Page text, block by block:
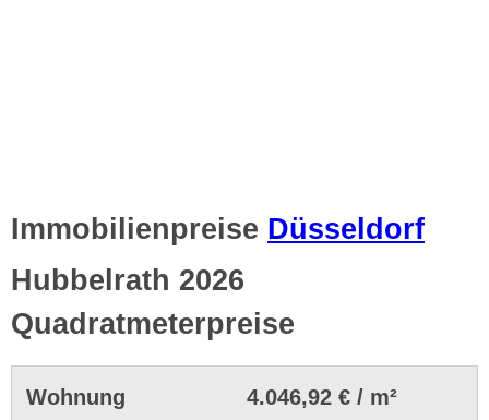
Immobilienpreise Düsseldorf
Hubbelrath 2026
Quadratmeterpreise
Wohnung
4.046,92 € / m²